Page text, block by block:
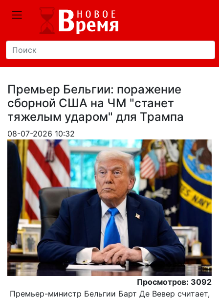
Премьер Бельгии: поражение
сборной США на ЧМ "станет
тяжелым ударом" для Трампа
08-07-2026 10:32
Просмотров: 3092
Премьер-министр Бельгии Барт Де Вевер считает,